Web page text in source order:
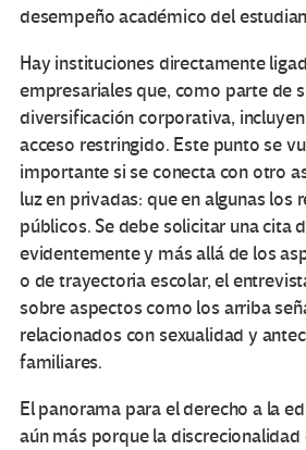
desempeño académico del
Hay instituciones directamente
empresariales que, como parte de
diversificación corporativa,
acceso restringido. Este punto se
importante si se conecta con otro
luz en privadas: que en algunas los
públicos. Se debe solicitar una cita
evidentemente y más allá de los
o de trayectoria escolar, el
sobre aspectos como los arriba
relacionados con sexualidad y
familiares.
El panorama para el derecho a la
aún más porque la discrecionalidad